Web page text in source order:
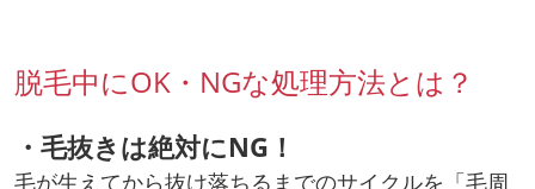
脱毛中にOK・NGな処理方法とは？
・毛抜きは絶対にNG！
毛が生えてから抜け落ちるまでのサイクルを「毛周